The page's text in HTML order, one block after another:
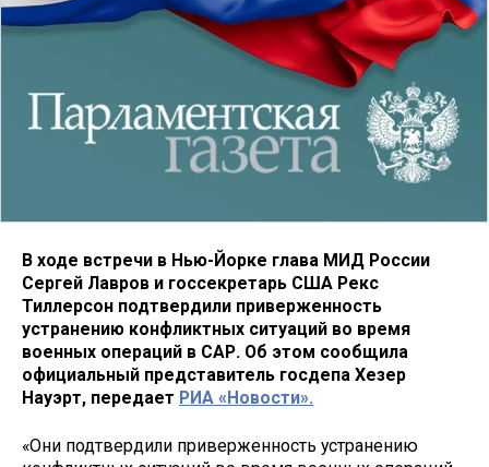
В ходе встречи в Нью-Йорке глава МИД России
Сергей Лавров и госсекретарь США Рекс
Тиллерсон подтвердили приверженность
устранению конфликтных ситуаций во время
военных операций в САР. Об этом сообщила
официальный представитель госдепа Хезер
Науэрт, передает РИА «Новости».
«Они подтвердили приверженность устранению